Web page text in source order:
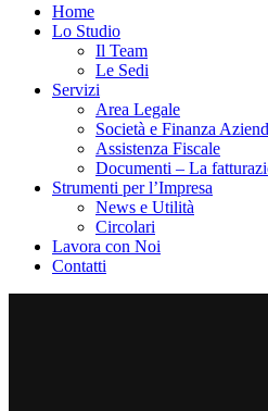
Home
Lo Studio
Il Team
Le Sedi
Servizi
Area Legale
Società e Finanza
Assistenza Fiscale
Documenti – La
Strumenti per l’Impresa
News e Utilità
Circolari
Lavora con Noi
Contatti